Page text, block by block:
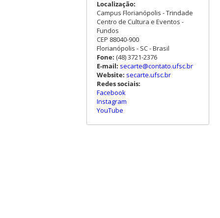
Localização:
Campus Florianópolis - Trindade
Centro de Cultura e Eventos -
Fundos
CEP 88040-900
Florianópolis - SC - Brasil
Fone: (48) 3721-2376
E-mail: secarte@contato.ufsc.br
Website: secarte.ufsc.br
Redes sociais:
Facebook
Instagram
YouTube